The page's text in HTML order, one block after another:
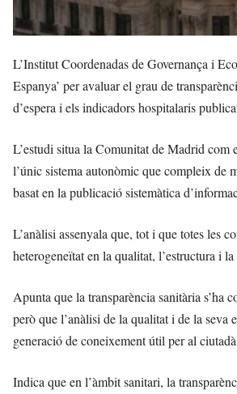
L’Institut Coordenadas de Governança i
Espanya’ per avaluar el grau de
d’espera i els indicadors hospitalaris
L’estudi situa la Comunitat de Madrid com
l’únic sistema autonòmic que compleix de
basat en la publicació sistemàtica
L’anàlisi assenyala que, tot i que totes les
heterogeneïtat en la qualitat, l’estructura i
Apunta que la transparència sanitària s’ha
però que l’anàlisi de la qualitat i de la
generació de coneixement útil per al
Indica que en l’àmbit sanitari, la